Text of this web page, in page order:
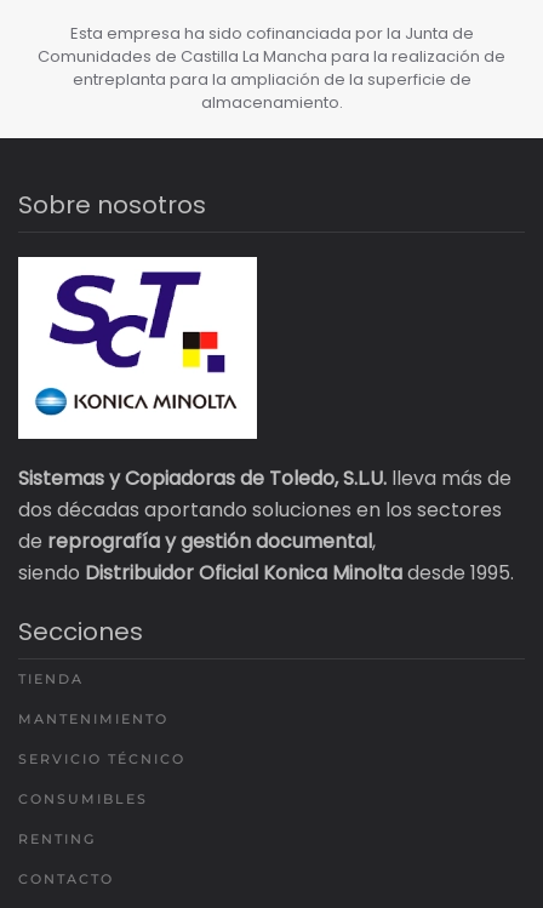
Esta empresa ha sido cofinanciada por la Junta de
Comunidades de Castilla La Mancha para la realización de
entreplanta para la ampliación de la superficie de
almacenamiento.
Sobre nosotros
Sistemas y Copiadoras de Toledo, S.L.U. lleva más de
dos décadas aportando soluciones en los sectores
de reprografía y gestión documental,
siendo Distribuidor Oficial Konica Minoltadesde 1995.
Secciones
TIENDA
MANTENIMIENTO
SERVICIO TÉCNICO
CONSUMIBLES
RENTING
CONTACTO